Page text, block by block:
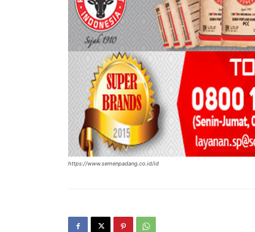
https://www.semenpadang.co.id/id